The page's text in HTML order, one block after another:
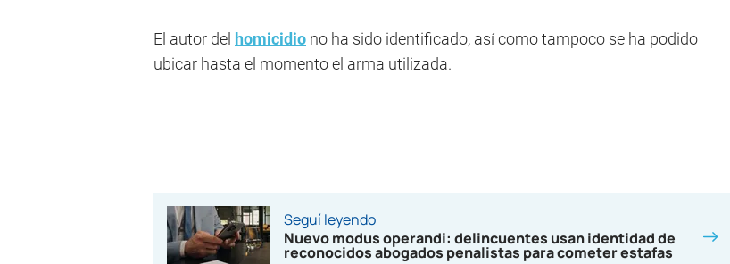
El autor del homicidio no ha sido identificado, así como tampoco se ha podido
ubicar hasta el momento el arma utilizada.
Seguí leyendo
Nuevo modus operandi: delincuentes usan identidad de
reconocidos abogados penalistas para cometer estafas